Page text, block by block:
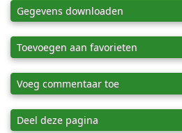
Gegevens downloaden
Toevoegen aan favorieten
Voeg commentaar toe
Deel deze pagina